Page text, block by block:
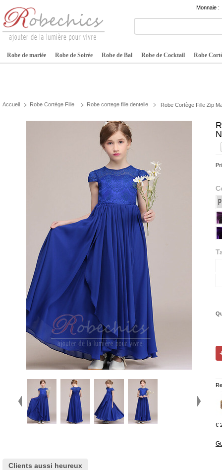
Monnaie :
Robe de mariée Robe de Soirée Robe de Bal Robe de Cocktail Robe
Accueil Robe Cortège Fille Robe cortege fille dentelle Robe Cortège Fille Zip
€
Clients aussi heureux